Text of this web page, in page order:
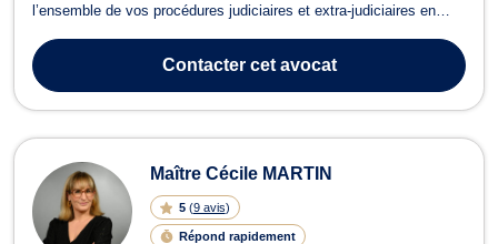
l’ensemble de vos procédures judiciaires et extra-judiciaires en
de la fonction publique, droit des étrangers et de la nationalité, droit
pénal. En droit...
Contactercet avocat
Maître Cécile MARTIN
5 (9 avis)
Répond rapidement